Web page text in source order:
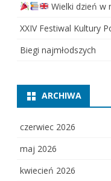
Wielki dzień w
XXIV Festiwal Kultury
Biegi najmłodszych
ARCHIWA
czerwiec 2026
maj 2026
kwiecień 2026